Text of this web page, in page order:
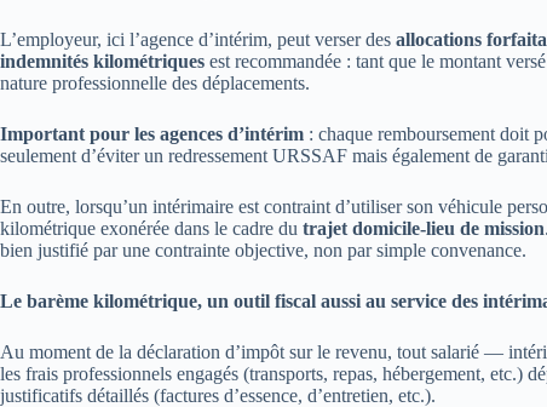
L’employeur, ici l’agence d’intérim, peut verser des allocations
indemnités kilométriques est recommandée : tant que le montant
nature professionnelle des déplacements.
Important pour les agences d’intérim : chaque remboursement doit
seulement d’éviter un redressement URSSAF mais également de
En outre, lorsqu’un intérimaire est contraint d’utiliser son véhicule
kilométrique exonérée dans le cadre du trajet domicile-lieu de mission
bien justifié par une contrainte objective, non par simple convenance.
Le barème kilométrique, un outil fiscal aussi au service des
Au moment de la déclaration d’impôt sur le revenu, tout salarié —
les frais professionnels engagés (transports, repas, hébergement, etc.)
justificatifs détaillés (factures d’essence, d’entretien, etc.).